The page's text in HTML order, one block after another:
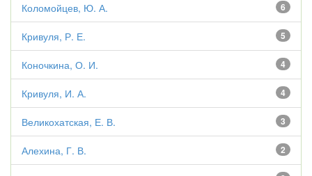
6
Коломойцев, Ю. А.
5
Кривуля, Р. Е.
4
Коночкина, О. И.
4
Кривуля, И. А.
3
Великохатская, Е. В.
2
Алехина, Г. В.